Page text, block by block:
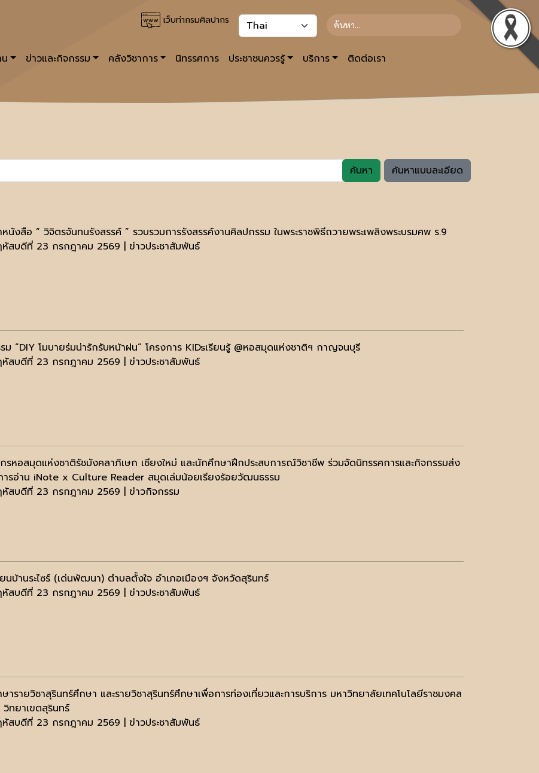
เว็บท่ากรมศิลปากร
ข่าวและกิจกรรม คลังวิชาการ นิทรรศการ ประชาชนควรรู้ บริการ ติดต่อเรา
ค้นหา ค้นหาแบบละเอียด
หนังสือ “ วิจิตรจันทนรังสรรค์ ” รวบรวมการรังสรรค์งานศิลปกรรม ในพระราชพิธีถวายพระเพลิงพระบรมศพ ร.9
สบดีที่ 23 กรกฎาคม 2569 | ข่าวประชาสัมพันธ์
ม “DIY โมบายร่มน่ารักรับหน้าฝน” โครงการ KIDsเรียนรู้ @หอสมุดแห่งชาติฯ กาญจนบุรี
สบดีที่ 23 กรกฎาคม 2569 | ข่าวประชาสัมพันธ์
รหอสมุดแห่งชาติรัชมังคลาภิเษก เชียงใหม่ และนักศึกษาฝึกประสบการณ์วิชาชีพ ร่วมจัดนิทรรศการและกิจกรรมส่ง
ารอ่าน iNote x Culture Reader สมุดเล่มน้อยเรียงร้อยวัฒนธรรม
สบดีที่ 23 กรกฎาคม 2569 | ข่าวกิจกรรม
ยนบ้านระไซร์ (เด่นพัฒนา) ตำบลตั้งใจ อำเภอเมืองฯ จังหวัดสุรินทร์
สบดีที่ 23 กรกฎาคม 2569 | ข่าวประชาสัมพันธ์
ารายวิชาสุรินทร์ศึกษา และรายวิชาสุรินทร์ศึกษาเพื่อการท่องเที่ยวและการบริการ มหาวิทยาลัยเทคโนโลยีราชมงคล
ทยาเขตสุรินทร์
สบดีที่ 23 กรกฎาคม 2569 | ข่าวประชาสัมพันธ์